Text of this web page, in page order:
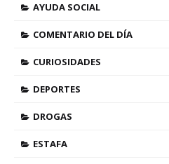
AYUDA SOCIAL
COMENTARIO DEL DÍA
CURIOSIDADES
DEPORTES
DROGAS
ESTAFA